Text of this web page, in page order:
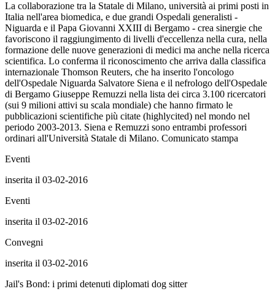
La collaborazione tra la Statale di Milano, università ai primi posti in
Italia nell'area biomedica, e due grandi Ospedali generalisti -
Niguarda e il Papa Giovanni XXIII di Bergamo - crea sinergie che
favoriscono il raggiungimento di livelli d'eccellenza nella cura, nella
formazione delle nuove generazioni di medici ma anche nella ricerca
scientifica. Lo conferma il riconoscimento che arriva dalla classifica
internazionale Thomson Reuters, che ha inserito l'oncologo
dell'Ospedale Niguarda Salvatore Siena e il nefrologo dell'Ospedale
di Bergamo Giuseppe Remuzzi nella lista dei circa 3.100 ricercatori
(sui 9 milioni attivi su scala mondiale) che hanno firmato le
pubblicazioni scientifiche più citate (highlycited) nel mondo nel
periodo 2003-2013. Siena e Remuzzi sono entrambi professori
ordinari all'Università Statale di Milano. Comunicato stampa
Eventi
inserita il 03-02-2016
Eventi
inserita il 03-02-2016
Convegni
inserita il 03-02-2016
Jail's Bond: i primi detenuti diplomati dog sitter